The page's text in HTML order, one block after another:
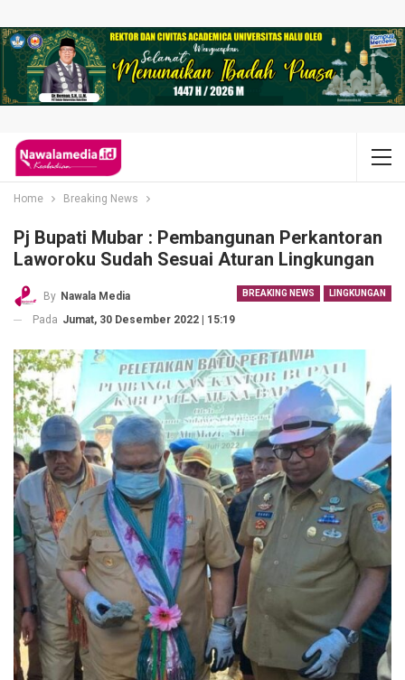
Home Breaking News
Pj Bupati Mubar : Pembangunan Perkantoran
Laworoku Sudah Sesuai Aturan Lingkungan
BREAKING NEWS LINGKUNGAN
By Nawala Media
Pada Jumat, 30 Desember 2022 | 15:19